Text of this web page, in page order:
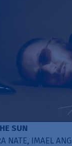
SUN
IMAEL ANGEL